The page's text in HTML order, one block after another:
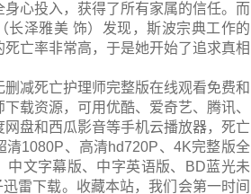
身心投入，获得了所有家属的信任。而
长泽雅美 饰）发现，斯波宗典工作的
亡率非常高，于是她开始了追求真相
减死亡护理师完整版在线观看免费和
载资源，可用优酷、爱奇艺、腾讯、
网盘和西瓜影音等手机云播放器，死亡
清1080P、高清hd720P、4K完整版全
中文字幕版、中字英语版、BD蓝光未
雷下载。收藏本站，我们会第一时间